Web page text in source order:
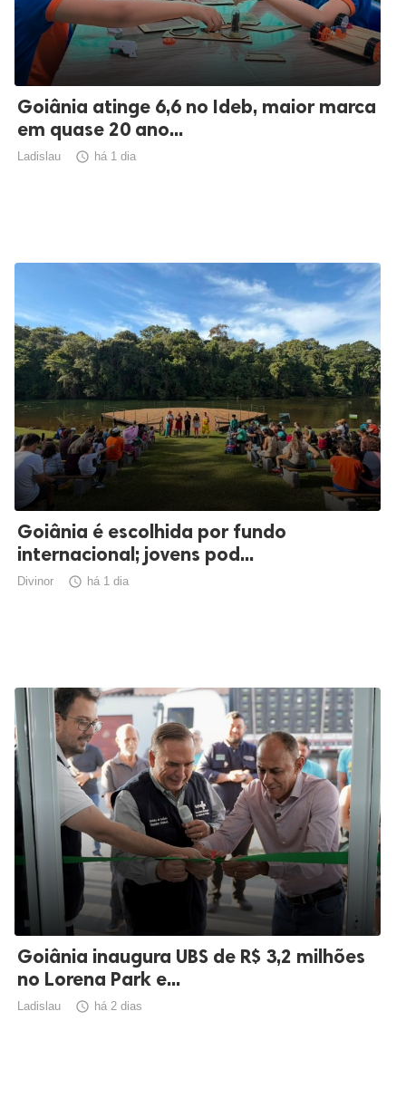
Goiânia atinge 6,6 no Ideb, maior marca
em quase 20 ano...
Ladislau  há 1 dia
Goiânia é escolhida por fundo
internacional; jovens pod...
Divinor  há 1 dia
Goiânia inaugura UBS de R$ 3,2 milhões
no Lorena Park e...
Ladislau  há 2 dias